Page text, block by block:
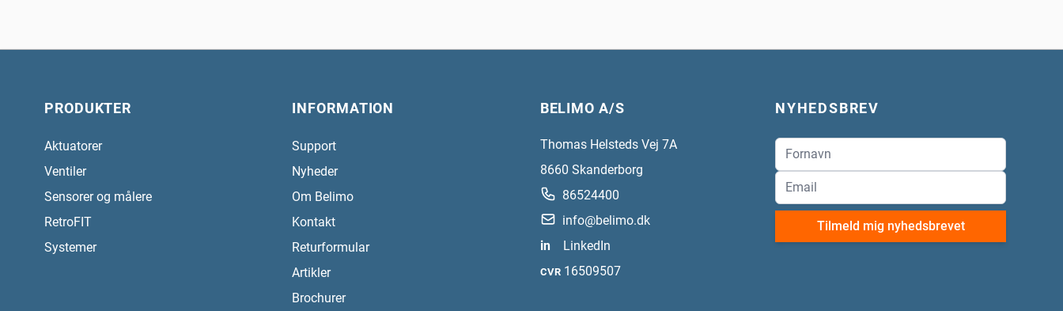
PRODUKTER
Aktuatorer
Ventiler
Sensorer og målere
RetroFIT
Systemer
INFORMATION
Support
Nyheder
Om Belimo
Kontakt
Returformular
Artikler
Brochurer
BELIMO A/S
Thomas Helsteds Vej 7A
8660 Skanderborg
86524400
info@belimo.dk
in
LinkedIn
CVR 16509507
NYHEDSBREV
Tilmeld mig nyhedsbrevet